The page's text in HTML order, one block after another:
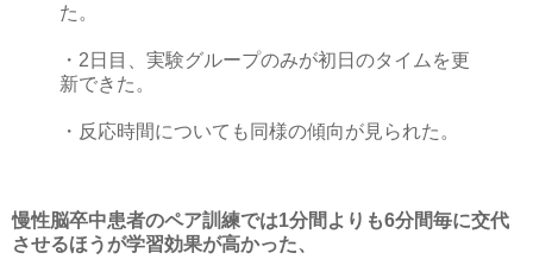
た。
・2日目、実験グループのみが初日のタイムを更
新できた。
・反応時間についても同様の傾向が見られた。
慢性脳卒中患者のペア訓練では1分間よりも6分間毎に交代
させるほうが学習効果が高かった、